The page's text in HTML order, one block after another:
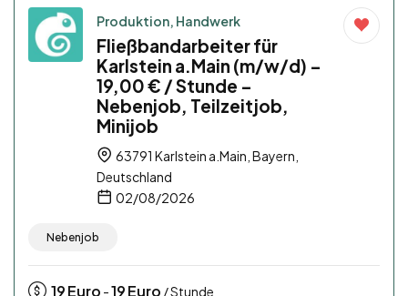
Produktion, Handwerk
Fließbandarbeiter für
Karlstein a.Main (m/w/d) –
19,00 € / Stunde –
Nebenjob, Teilzeitjob,
Minijob
63791 Karlstein a.Main, Bayern,
Deutschland
02/08/2026
Nebenjob
19Euro -19Euro / Stunde